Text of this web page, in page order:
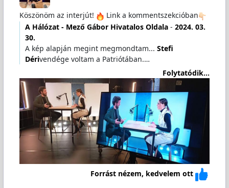
Köszönöm az interjút!
Link a kommentszekcióban
A Hálózat - Mező Gábor Hivatalos Oldala- 2024. 03.
30.
A kép alapján megint megmondtam... Stefi
Dérivendége voltam a Patriótában.…
Folytatódik...
Forrást nézem, kedvelem ott